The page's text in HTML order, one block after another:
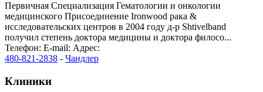
Первичная Специализация Гематологии и онкологии
медицинского Присоединение Ironwood рака &
исследовательских центров в 2004 году д-р Shtivelband
получил степень доктора медицины и доктора филосо...
Телефон: E-mail: Адрес:
480-821-2838 - Чандлер
Клиники